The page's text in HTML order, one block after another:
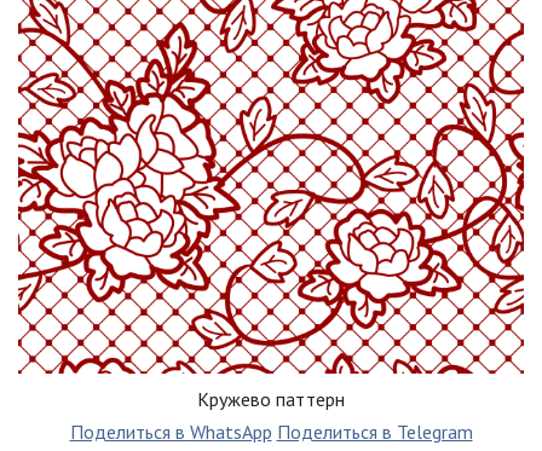
Кружево паттерн
Поделиться в WhatsApp Поделиться в Telegram